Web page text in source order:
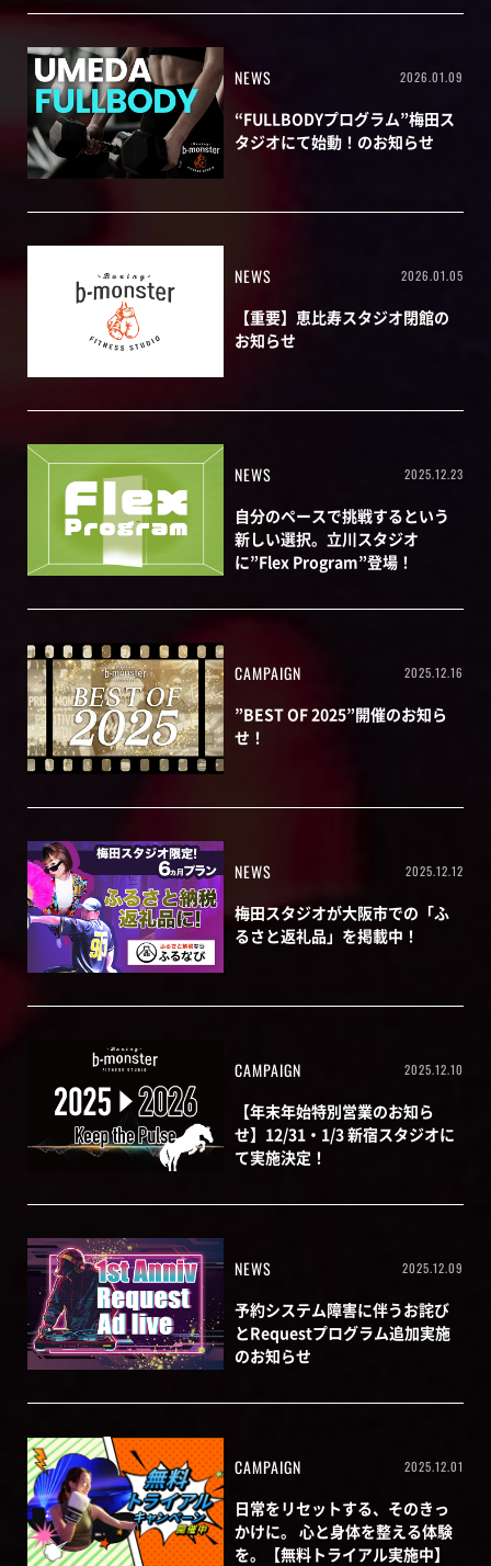
NEWS 2026.01.09
“FULLBODYプログラム”梅田ス
タジオにて始動！のお知らせ
NEWS 2026.01.05
【重要】恵比寿スタジオ閉館の
お知らせ
NEWS 2025.12.23
自分のペースで挑戦するという
新しい選択。立川スタジオ
に”Flex Program”登場！
CAMPAIGN 2025.12.16
”BEST OF 2025”開催のお知ら
せ！
NEWS 2025.12.12
梅田スタジオが大阪市での「ふ
るさと返礼品」を掲載中！
CAMPAIGN 2025.12.10
【年末年始特別営業のお知ら
せ】12/31・1/3 新宿スタジオに
て実施決定！
NEWS 2025.12.09
予約システム障害に伴うお詫び
とRequestプログラム追加実施
のお知らせ
CAMPAIGN 2025.12.01
日常をリセットする、そのきっ
かけに。 心と身体を整える体験
を。【無料トライアル実施中】